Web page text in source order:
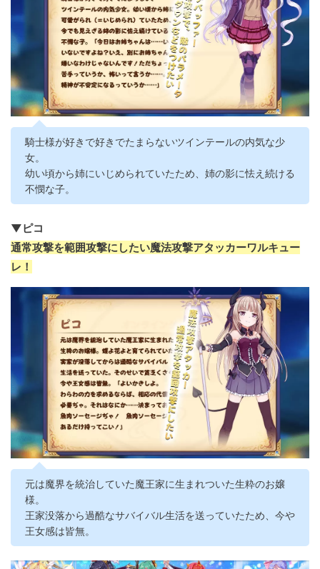
騎士様が好きで好きでたまらないツインテールの内気な少
女。
幼い頃から姉にいじめられていたため、姉の影に怯え続ける
不憫な子。
▼ピコ
通常攻撃を範囲攻撃にしたい魔法攻撃アタッカーワルキュー
レ！
元は魔界を統治していた魔王家に生まれついた生粋のお嬢
様。
王家没落から過酷なサバイバル生活を送っていたため、今や
王女感は皆無。